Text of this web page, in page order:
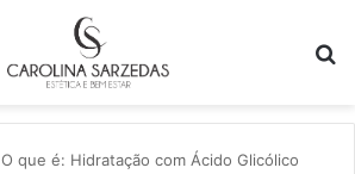
O que é: Hidratação com Ácido Glicólico